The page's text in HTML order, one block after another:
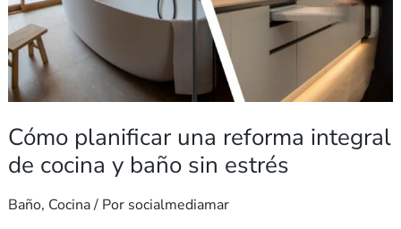
Cómo planificar una reforma integral
de cocina y baño sin estrés
Baño, Cocina/ Por socialmediamar
de
cocina
y
baño
sin
estrés